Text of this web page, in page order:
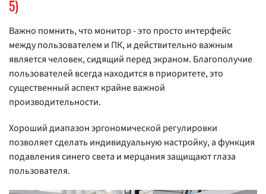
5)
Важно помнить, что монитор - это просто интерфейс
между пользователем и ПК, и действительно важным
является человек, сидящий перед экраном. Благополучие
пользователей всегда находится в приоритете, это
существенный аспект крайне важной
производительности.
Хороший диапазон эргономической регулировки
позволяет сделать индивидуальную настройку, а функция
подавления синего света и мерцания защищают глаза
пользователя.